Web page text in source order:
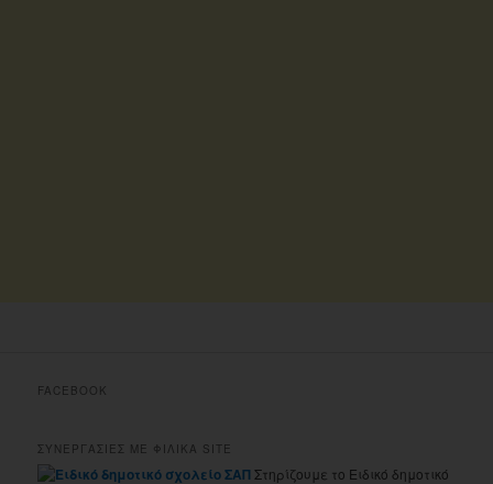
FACEBOOK
ΣΥΝΕΡΓΑΣΙΕΣ ΜΕ ΦΙΛΙΚΑ SITE
Στηρίζουμε το Ειδικό δημοτικό